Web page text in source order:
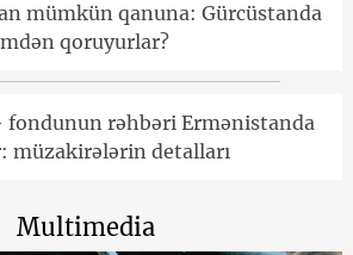
mümkün qanuna: Gürcüstanda
qoruyurlar?
fondunun rəhbəri Ermənistanda
müzakirələrin detalları
Multimedia